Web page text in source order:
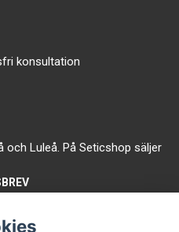
konsultation
och Luleå. På Seticshop säljer